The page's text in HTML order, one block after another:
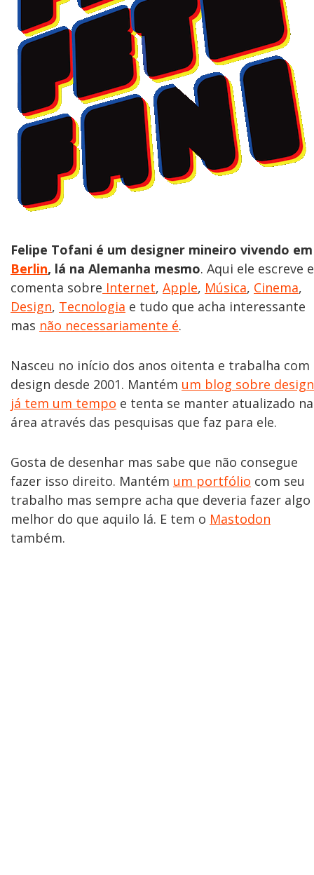
Felipe Tofani é um designer mineiro vivendo em
Berlin, lá na Alemanha mesmo. Aqui ele escreve e
comenta sobre Internet, Apple, Música, Cinema,
Design, Tecnologia e tudo que acha interessante
mas não necessariamente é.
Nasceu no início dos anos oitenta e trabalha com
design desde 2001. Mantém um blog sobre design
já tem um tempo e tenta se manter atualizado na
área através das pesquisas que faz para ele.
Gosta de desenhar mas sabe que não consegue
fazer isso direito. Mantém um portfólio com seu
trabalho mas sempre acha que deveria fazer algo
melhor do que aquilo lá. E tem o Mastodon
também.